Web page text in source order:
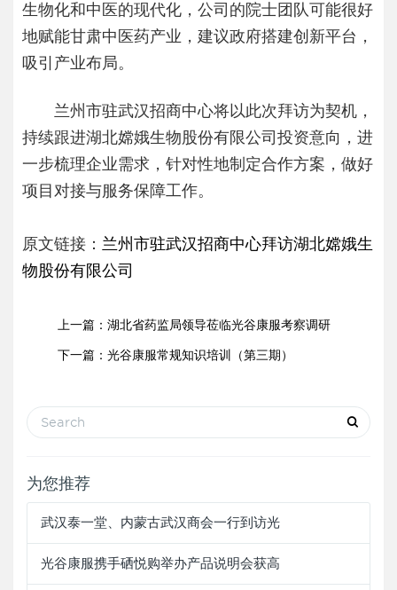
生物化和中医的现代化，公司的院士团队可能很好
地赋能甘肃中医药产业，建议政府搭建创新平台，
吸引产业布局。
兰州市驻武汉招商中心将以此次拜访为契机，
持续跟进湖北嫦娥生物股份有限公司投资意向，进
一步梳理企业需求，针对性地制定合作方案，做好
项目对接与服务保障工作。
原文链接： 兰州市驻武汉招商中心拜访湖北嫦娥生
物股份有限公司
上一篇： 湖北省药监局领导莅临光谷康服考察调研
下一篇： 光谷康服常规知识培训（第三期）
为您推荐
武汉泰一堂、内蒙古武汉商会一行到访光
光谷康服携手硒悦购举办产品说明会获高